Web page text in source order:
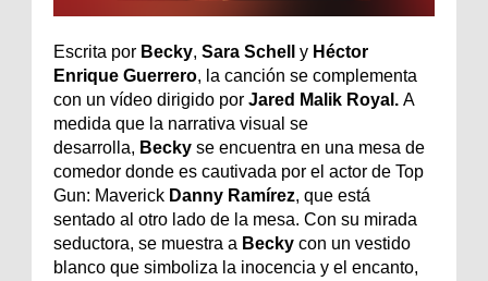
Escrita por Becky, Sara Schell y Héctor
Enrique Guerrero, la canción se complementa
con un vídeo dirigido por Jared Malik Royal. A
medida que la narrativa visual se
desarrolla, Becky se encuentra en una mesa de
comedor donde es cautivada por el actor de Top
Gun: Maverick Danny Ramírez, que está
sentado al otro lado de la mesa. Con su mirada
seductora, se muestra a Becky con un vestido
blanco que simboliza la inocencia y el encanto,